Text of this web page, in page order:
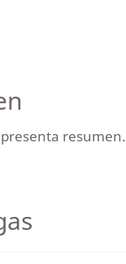
resumen.